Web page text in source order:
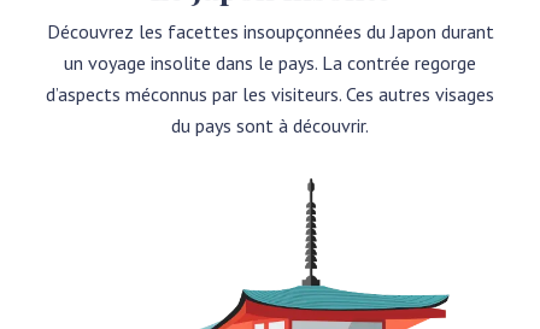
Découvrez les facettes insoupçonnées du Japon durant
un voyage insolite dans le pays. La contrée regorge
d’aspects méconnus par les visiteurs. Ces autres visages
du pays sont à découvrir.